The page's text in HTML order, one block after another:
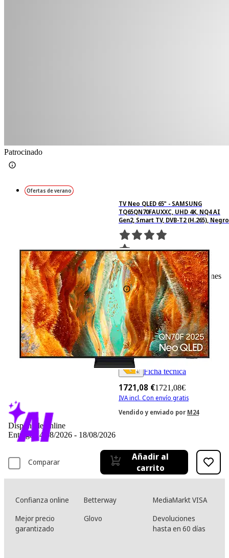
Patrocinado
Ofertas de verano
Ficha técnica
TV Neo QLED 65" - SAMSUNG
TQ65QN70FAUXXC, UHD 4K, NQ4 AI
Gen2, Smart TV, DVB-T2 (H.265), Negro
238Basado en 238 valoraciones
1721,08 €1721,08€
IVA incl. Con envío gratis
Vendido y enviado por M24
Disponible online
Entrega 14/08/2026 - 18/08/2026
Comparar
Añadir al
carrito
Confianza online Betterway
MediaMarkt VISA
Mejor precio
garantizado
Glovo
Devoluciones
hasta en 60 días